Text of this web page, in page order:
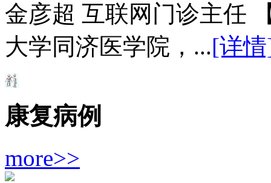
金彦超 互联网门诊主任
大学同济医学院，...[详
康复病例
more>>